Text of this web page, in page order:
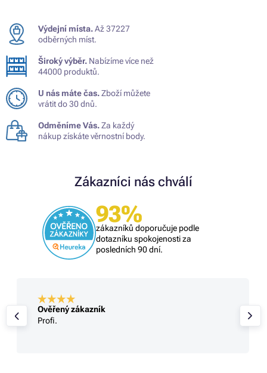
Výdejní místa.Až 37227
odběrných míst.
Široký výběr. Nabízíme více než
44000 produktů.
U nás máte čas.Zboží můžete
vrátit do 30 dnů.
Odměníme Vás.Za každý
nákup získáte věrnostní body.
Zákazníci nás chválí
93%
zákazníků doporučuje podle
dotazníku spokojenosti za
posledních 90 dní.
Ověřený zákazník
Profi.